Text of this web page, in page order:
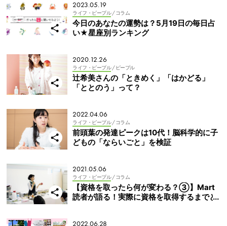
2023.05.19
ライフ・ピープル / コラム
今日のあなたの運勢は？5月19日の毎日占
い★星座別ランキング
2020.12.26
ライフ・ピープル / ピープル
辻希美さんの「ときめく」「はかどる」
「ととのう」って？
2022.04.06
ライフ・ピープル / コラム
前頭葉の発達ピークは10代！脳科学的に子
どもの「ならいごと」を検証
2021.05.06
ライフ・ピープル / コラム
【資格を取ったら何が変わる？③】Mart
読者が語る！実際に資格を取得するまでと
2022.06.28